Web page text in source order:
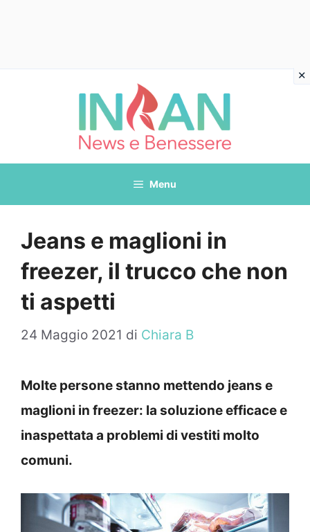
Menu
Jeans e maglioni in
freezer, il trucco che non
ti aspetti
24 Maggio 2021 di Chiara B
Molte persone stanno mettendo jeans e
maglioni in freezer: la soluzione efficace e
inaspettata a problemi di vestiti molto
comuni.